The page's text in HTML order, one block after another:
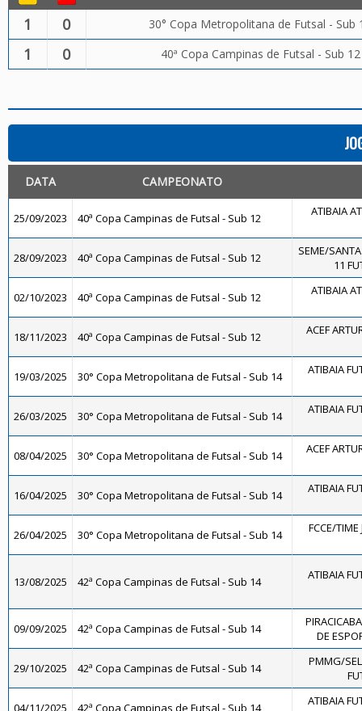
1 0 30° Copa Metropolitana de Futsal - Sub
1 0 40ª Copa Campinas de Futsal - Sub 12
DATA CAMPEONATO
25/09/2023 40ª Copa Campinas de Futsal - Sub 12 ATIBAIA
28/09/2023 40ª Copa Campinas de Futsal - Sub 12
SEME/
11
02/10/2023 40ª Copa Campinas de Futsal - Sub 12 ATIBAIA
18/11/2023 40ª Copa Campinas de Futsal - Sub 12 ACEF
19/03/2025 30° Copa Metropolitana de Futsal - Sub 14 ATIBAIA
26/03/2025 30° Copa Metropolitana de Futsal - Sub 14 ATIBAIA
08/04/2025 30° Copa Metropolitana de Futsal - Sub 14 ACEF
16/04/2025 30° Copa Metropolitana de Futsal - Sub 14 ATIBAIA
26/04/2025 30° Copa Metropolitana de Futsal - Sub 14 FCCE/
13/08/2025 42ª Copa Campinas de Futsal - Sub 14 ATIBAIA
09/09/2025 42ª Copa Campinas de Futsal - Sub 14
DE
29/10/2025 42ª Copa Campinas de Futsal - Sub 14
PMMG/
04/11/2025 42ª Copa Campinas de Futsal - Sub 14 ATIBAIA